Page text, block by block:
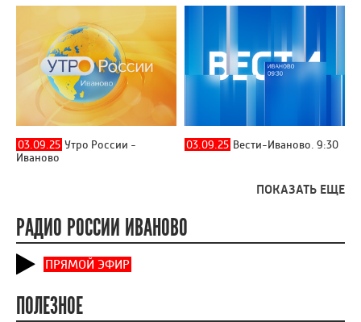
03.09.25 Утро России -
Иваново
03.09.25 Вести-Иваново. 9:30
ПОКАЗАТЬ ЕЩЕ
РАДИО РОССИИ ИВАНОВО
ПРЯМОЙ ЭФИР
ПОЛЕЗНОЕ